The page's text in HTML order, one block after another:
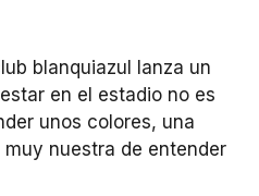
blanquiazul lanza un
en el estadio no es
unos colores, una
nuestra de entender